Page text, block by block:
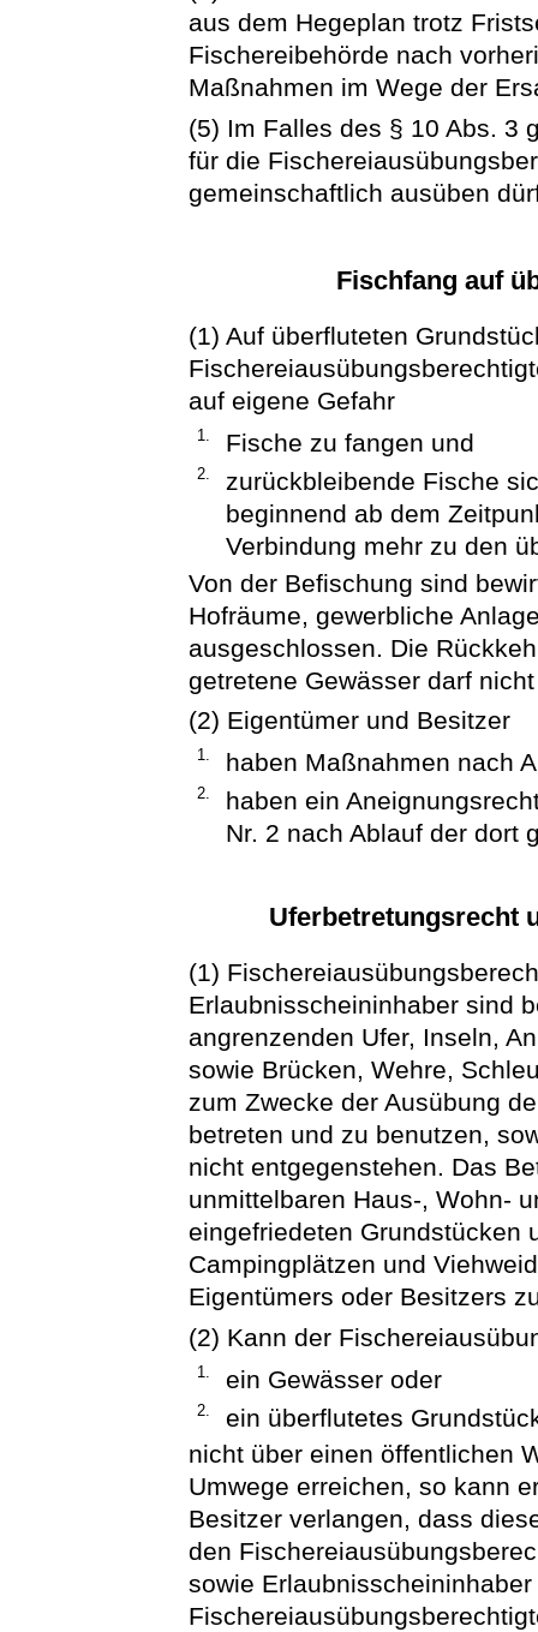
aus dem Hegeplan trotz
Fischereibehörde nach
Maßnahmen im Wege der
(5) Im Falles des § 10 Abs. 3
für die
gemeinschaftlich ausüben
Fischfang auf
(1) Auf überfluteten
auf eigene Gefahr
1. Fische zu fangen und
2.
zurückbleibende Fische
beginnend ab dem
Verbindung mehr zu den
Von der Befischung sind
Hofräume, gewerbliche
ausgeschlossen. Die
getretene Gewässer darf
(2) Eigentümer und Besitzer
1. haben Maßnahmen nach
2.
haben ein
Nr. 2 nach Ablauf der dort
Uferbetretungsrecht
(1)
Erlaubnisscheininhaber sind
angrenzenden Ufer, Inseln,
sowie Brücken, Wehre,
zum Zwecke der Ausübung
betreten und zu benutzen,
nicht entgegenstehen. Das
unmittelbaren Haus-, Wohn-
eingefriedeten Grundstücken
Campingplätzen und
Eigentümers oder Besitzers
(2) Kann der
1. ein Gewässer oder
2.
ein überflutetes
nicht über einen öffentlichen
Umwege erreichen, so kann
Besitzer verlangen, dass
den
sowie